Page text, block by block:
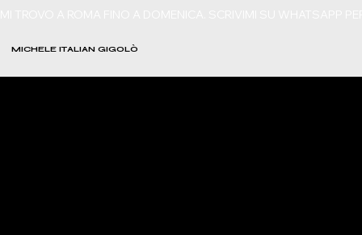
MICHELE ITALIAN GIGOLÒ